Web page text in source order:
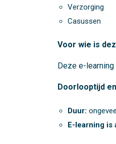
Verzorging
Casussen
Voor wie is
Deze e-
Doorlooptijd
Duur:
E-learning is